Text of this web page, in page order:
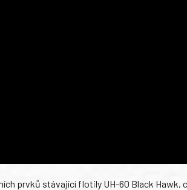
prvků stávající flotily UH-60 Black Hawk,